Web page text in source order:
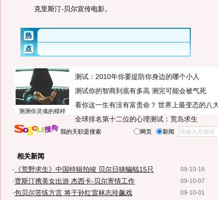
克里斯汀-贝尔宣传电影。
测测你灵魂的模样
测试：2010年你要提防你身边的哪个小人
测试你的智商到底有多高 测完可能会被气死
看你这一生有没有富贵命？ 世界上最变态的八
全球排名第十二位的心理测试：荒岛求生
我的天职是搜索 网页 新闻
相关新闻
09-10-16
· 《荒野求生》中国特辑拍竣 贝尔日啖蝙蝠15只
09-10-07
·贾斯汀携美女出游 杰西卡-贝尔寄情工作
09-10-01
·包贝尔苦练方言 将于孙红雷林志玲飙戏